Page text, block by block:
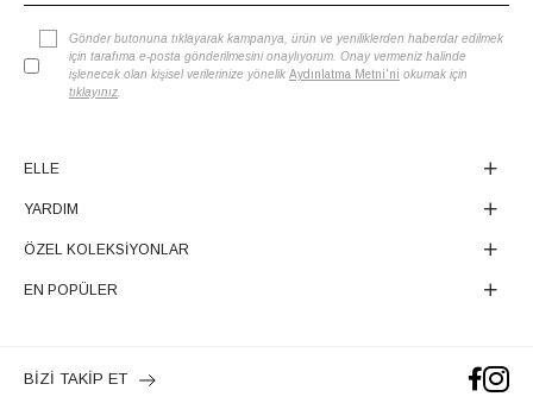
Gönder butonuna tıklayarak kampanya, ürün ve yeniliklerden haberdar edilmek
için tarafıma e-posta gönderilmesini onaylıyorum. Onay vermeniz halinde
işlenecek olan kişisel verilerinize yönelik Aydınlatma Metni'ni okumak için
tıklayınız
ELLE
YARDIM
ÖZEL KOLEKSİYONLAR
EN POPÜLER
BİZİ TAKİP ET